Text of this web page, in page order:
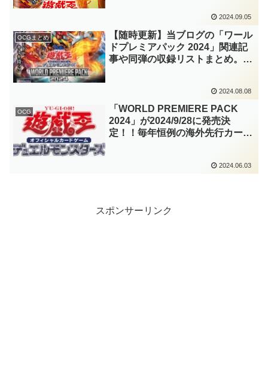
マ化していますね！！【遊戯王
OCG】
2024.09.05
OCGまとめ
【随時更新】当ブログの「ワール
ドプレミアパック 2024」関連記
事や同弾の収録リストまとめ。毎
「ティスティナ」、「灰滅(かい
めつ)」などが来日！！【遊戯王
OCG】
2024.08.08
OCG
「WORLD PREMIERE PACK
2024」が2024/9/28に発売決
定！！毎年恒例の海外先行カード
ティナ」、「Ashened」が主に
2024.06.03
スポンサーリンク